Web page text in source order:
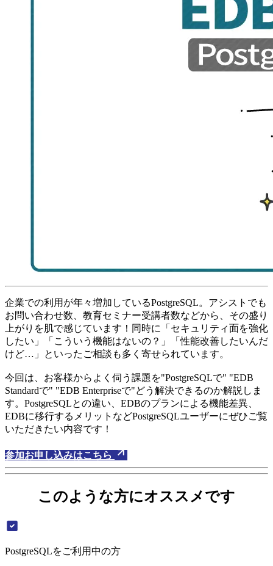
企業での利用が年々増加しているPostgreSQL。アシストでも
お問い合わせ数、教育セミナー受講者数などから、その盛り
上がりを肌で感じています！同時に「セキュリティ面を強化
したい」「こういう機能はないの？」「性能改善したいんだ
けど…」といったご相談も多く寄せられています。
今回は、お客様からよく伺う課題を"PostgreSQLで" "EDB
Standardで" "EDB Enterpriseで"どう解決できるのか解説しま
す。PostgreSQLとの違い、EDBのプランによる機能差異、
EDBに移行するメリットなどPostgreSQLユーザーにぜひご覧
いただきたい内容です！
参加お申し込みはこちら
このような方にオススメです
PostgreSQLをご利用中の方